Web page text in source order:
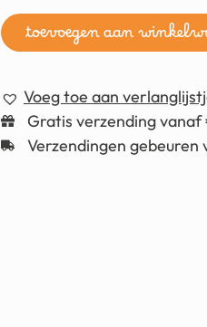
toevoegen aan
Voeg toe aan
Gratis verzending vanaf
Verzendingen gebeuren